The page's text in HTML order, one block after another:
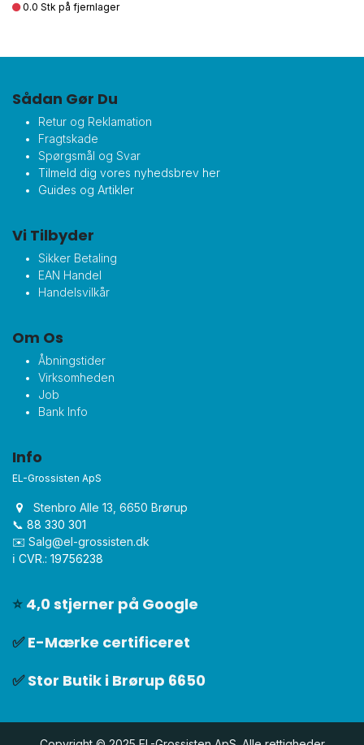
0.0 Stk på fjernlager
Sådan Gør Du
Retur og Reklamation
Fragtskade
Spørgsmål og Svar
Tilmeld dig vores nyhedsbrev her
Guides og Artikler
Vi Tilbyder
Sikker Betaling
EAN Handel
Handelsvilkår
Om Os
Åbningstider
Virksomheden
Job
Bank Info
Info
EL-Grossisten ApS
Stenbro Alle 13, 6650 Brørup
📞 88 330 301
✉️ Salg@el-grossisten.dk​
ℹ️ CVR.: 19756238
✅Stor Butik i Brørup 6650
⭐ 4,0 stjerner på Google
✅E-Mærke certificeret